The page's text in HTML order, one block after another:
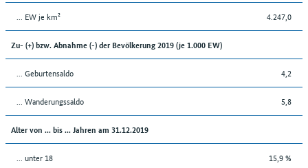
... EW je km² 4.247,0
Zu- (+) bzw. Abnahme (-) der Bevölkerung 2019 (je 1.000 EW)
... Geburtensaldo 4,2
... Wanderungssaldo 5,8
Alter von ... bis ... Jahren am 31.12.2019
... unter 18 15,9 %